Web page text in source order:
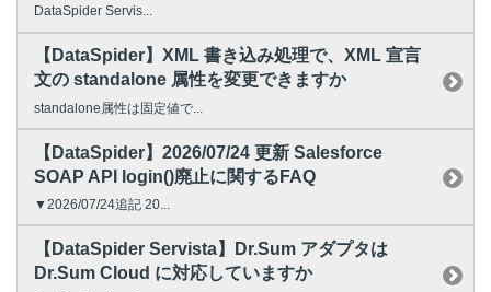
DataSpider Servis...
【DataSpider】XML 書き込み処理で、XML 宣言
文の standalone 属性を変更できますか
standalone属性は固定値で...
【DataSpider】2026/07/24 更新 Salesforce
SOAP API login()廃止に関するFAQ
▼2026/07/24追記 20...
【DataSpider Servista】Dr.Sum アダプタは
Dr.Sum Cloud に対応していますか